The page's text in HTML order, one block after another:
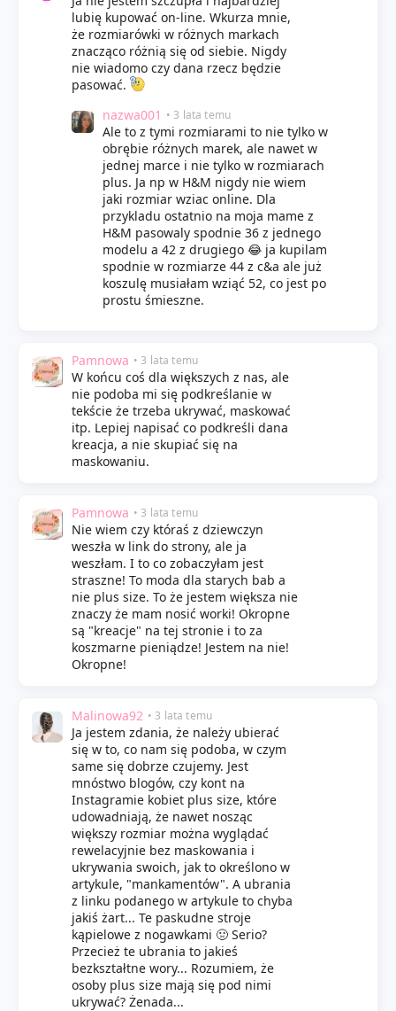
lubię kupować on-line. Wkurza mnie,
że rozmiarówki w różnych markach
znacząco różnią się od siebie. Nigdy
nie wiadomo czy dana rzecz będzie
pasować.
nazwa001 • 3 lata temu
Ale to z tymi rozmiarami to nie tylko w
obrębie różnych marek, ale nawet w
jednej marce i nie tylko w rozmiarach
plus. Ja np w H&M nigdy nie wiem
jaki rozmiar wziac online. Dla
przykladu ostatnio na moja mame z
H&M pasowaly spodnie 36 z jednego
modelu a 42 z drugiego 😂 ja kupilam
spodnie w rozmiarze 44 z c&a ale już
koszulę musiałam wziąć 52, co jest po
prostu śmieszne.
Pamnowa • 3 lata temu
W końcu coś dla większych z nas, ale
nie podoba mi się podkreślanie w
tekście że trzeba ukrywać, maskować
itp. Lepiej napisać co podkreśli dana
kreacja, a nie skupiać się na
maskowaniu.
Pamnowa • 3 lata temu
Nie wiem czy któraś z dziewczyn
weszła w link do strony, ale ja
weszłam. I to co zobaczyłam jest
straszne! To moda dla starych bab a
nie plus size. To że jestem większa nie
znaczy że mam nosić worki! Okropne
są "kreacje" na tej stronie i to za
koszmarne pieniądze! Jestem na nie!
Okropne!
Malinowa92 • 3 lata temu
Ja jestem zdania, że należy ubierać
się w to, co nam się podoba, w czym
same się dobrze czujemy. Jest
mnóstwo blogów, czy kont na
Instagramie kobiet plus size, które
udowadniają, że nawet nosząc
większy rozmiar można wyglądać
rewelacyjnie bez maskowania i
ukrywania swoich, jak to określono w
artykule, "mankamentów". A ubrania
z linku podanego w artykule to chyba
jakiś żart... Te paskudne stroje
kąpielowe z nogawkami 🤢 Serio?
Przecież te ubrania to jakieś
bezkształtne wory... Rozumiem, że
osoby plus size mają się pod nimi
ukrywać? Żenada...